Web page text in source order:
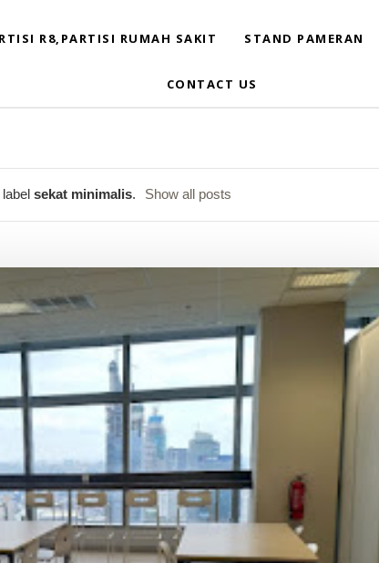
R8,PARTISI RUMAH SAKIT STAND PAMERAN
CONTACT US
labelsekat minimalis. Show all posts